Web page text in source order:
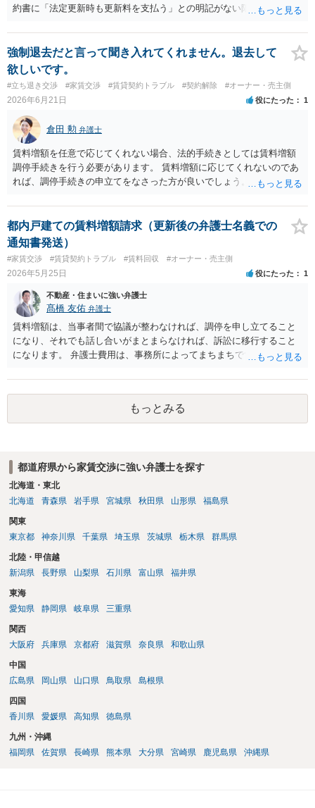
約書に「法定更新時も更新料を支払う」との明記がない限り、更新料
となるため、今後の更新手続き自体が不要になります。 リスクとし
て、大家側から賃料増額の調停や訴訟を起こされる可能性はゼロでは
ありません（賃料が周辺相場より著しく低い場合は増額が認められる
こともあります）。また、修繕等が必要となった場合に十分な対応を
してもらえなくなるなど、事実上の不利益が生じる恐れもあります。
強制退去だと言って聞き入れてくれません。退去して
欲しいです。
#立ち退き交渉 #家賃交渉 #賃貸契約トラブル #契約解除 #オーナー・売主側
2026年6月21日 役にたった 1
倉田 勲 弁護士
賃料増額を任意で応じてくれない場合、法的手続きとしては賃料増額
調停手続きを行う必要があります。 賃料増額に応じてくれないのであ
れば、調停手続きの申立てをなさった方が良いでしょう。 手続きにつ
務所でご相談ください。
都内戸建ての賃料増額請求（更新後の弁護士名義での
通知書発送）
#家賃交渉 #賃貸契約トラブル #賃料回収 #オーナー・売主側
2026年5月25日 役にたった 1
不動産・住まいに強い弁護士
髙橋 友佑 弁護士
賃料増額は、当事者間で協議が整わなければ、調停を申し立てること
になり、それでも話し合いがまとまらなければ、訴訟に移行すること
になります。 弁護士費用は、事務所によってまちまちですが、調停の
円以上としている事務所が多いように思います。これとは別途に、成
果に応じた成功報酬も発生します。 さらに、賃料増額調停では、イン
ターネット等で収集した資料を基に話し合うこともありますが（な
お、生成ＡＩは根拠資料とはできません）、訴訟では、不動産の適正
あります。 これらコストと、増額を受けられる賃料とを比較考量し
て、実際に手続きを進めていくのかご判断いただくことになります。
まずは、お近くの弁護士にご相談ください。
もっとみる
都道府県から家賃交渉に強い弁護士を探す
北海道・東北
北海道
青森県 岩手県 宮城県 秋田県 山形県 福島県
関東
東京都
神奈川県 千葉県 埼玉県 茨城県 栃木県 群馬県
北陸・甲信越
新潟県
長野県 山梨県 石川県 富山県 福井県
東海
愛知県
静岡県 岐阜県 三重県
関西
大阪府
兵庫県 京都府 滋賀県 奈良県 和歌山県
中国
広島県
岡山県 山口県 鳥取県 島根県
四国
香川県
愛媛県 高知県 徳島県
九州・沖縄
福岡県
佐賀県 長崎県 熊本県 大分県 宮崎県 鹿児島県 沖縄県